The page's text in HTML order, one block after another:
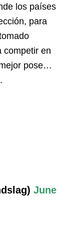
los países
para
competir en
pose…
June